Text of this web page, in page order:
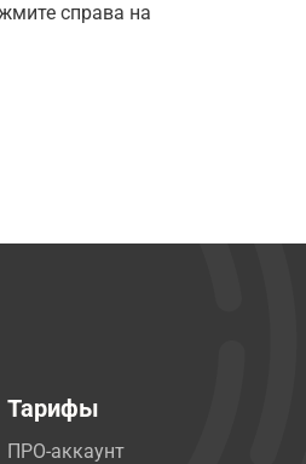
справа на
Тарифы
ПРО-аккаунт